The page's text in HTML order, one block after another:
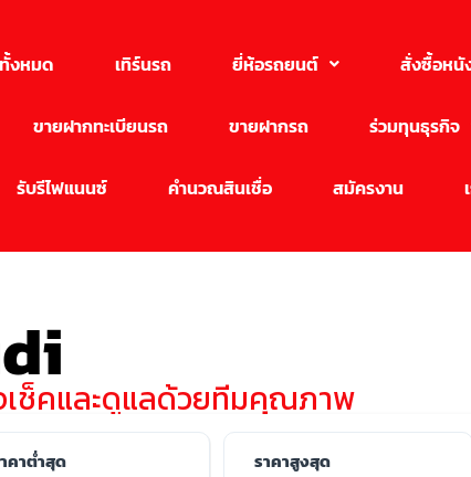
งหมด เทิร์นรถ ยี่ห้อรถยนต์ สั่งซื้อหนั
ขายฝากทะเบียนรถ ขายฝากรถ ร่วมทุนธุรกิจ
รับรีไฟแนนซ์ คำนวณสินเชื่อ สมัครงาน
ช็คและดูแลด้วยทีมคุณภาพ